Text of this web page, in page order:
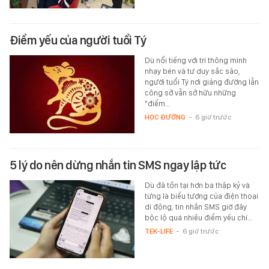
Điểm yếu của người tuổi Tý
Dù nổi tiếng với trí thông minh
nhạy bén và tư duy sắc sảo,
người tuổi Tý nơi giảng đường lẫn
công sở vẫn sở hữu những
"điểm…
HỌC ĐƯỜNG - 6 giờ trước
5 lý do nên dừng nhắn tin SMS ngay lập tức
Dù đã tồn tại hơn ba thập kỷ và
từng là biểu tượng của điện thoại
di động, tin nhắn SMS giờ đây
bộc lộ quá nhiều điểm yếu chí…
TEK-LIFE - 6 giờ trước